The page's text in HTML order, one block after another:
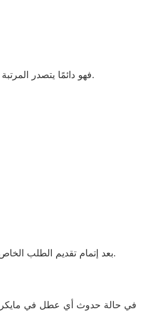
فهو دائمًا يتصدر المرتبة الأولى في صيانة جميع أنواع الغسالات الخاصة بماركة صيانه يونيون اير السادات تحت أيدي أنسب السادات، مع مراعاة توفير أفضل خدمات الدعم الفنى.
بعد إتمام تقديم الطلب الخاص بك يقوم الفنيين التابعين لـ غسالات الاطباق ، بعمل معاينة بالمنزل لتحديد العطل، ثم القيام ب اصلاح غسالات اطباق يونيون اير دون سحب الجهاز إلى الوكلاء.
في حالة حدوث أي عطل في